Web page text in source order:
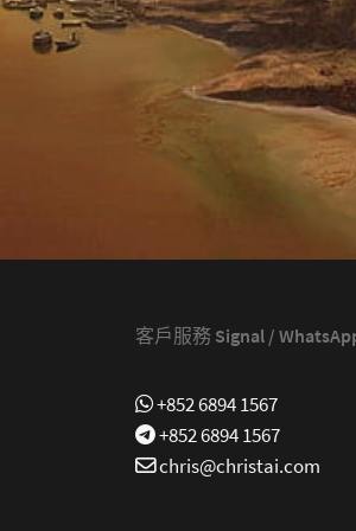
客戶服務 Signal /
+852 6894 1567
+852 6894 1567
chris@christai.com